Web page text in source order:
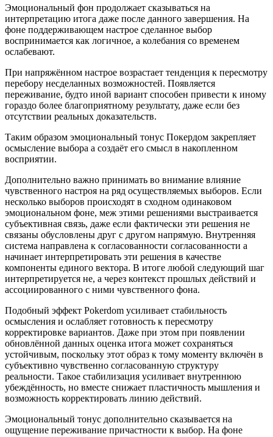
Эмоциональный фон продолжает сказываться на
интерпретацию итога даже после данного завершения. На
фоне поддерживающем настрое сделанное выбор
воспринимается как логичное, а колебания со временем
ослабевают.
При напряжённом настрое возрастает тенденция к пересмотру
перебору несделанных возможностей. Появляется
переживание, будто иной вариант способен привести к иному
гораздо более благоприятному результату, даже если без
отсутствии реальных доказательств.
Таким образом эмоциональный тонус Покердом закрепляет
осмысление выбора а создаёт его смысл в накопленном
восприятии.
Дополнительно важно принимать во внимание влияние
чувственного настроя на ряд осуществляемых выборов. Если
несколько выборов происходят в сходном одинаковом
эмоциональном фоне, меж этими решениями выстраивается
субъективная связь, даже если фактически эти решения не
связаны обусловлены друг с другом напрямую. Внутренняя
система направлена к согласованности согласованности а
начинает интерпретировать эти решения в качестве
компоненты единого вектора. В итоге любой следующий шаг
интерпретируется не, а через контекст прошлых действий и
ассоциированного с ними чувственного фона.
Подобный эффект Pokerdom усиливает стабильность
осмысления и ослабляет готовность к пересмотру
корректировке вариантов. Даже при этом при появлении
обновлённой данных оценка итога может сохраняться
устойчивым, поскольку этот образ к тому моменту включён в
субъективно чувственно согласованную структуру
реальности. Такое стабилизация усиливает внутреннюю
убеждённость, но вместе снижает пластичность мышления и
возможность корректировать линию действий.
Эмоциональный тонус дополнительно сказывается на
ощущение переживание причастности к выбор. На фоне